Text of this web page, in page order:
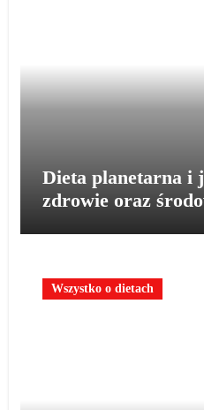
Dieta planetarna i
zdrowie oraz
Wszystko o dietach